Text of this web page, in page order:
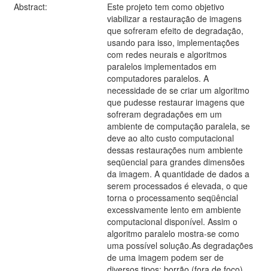
Abstract:
Este projeto tem como objetivo
viabilizar a restauração de imagens
que sofreram efeito de degradação,
usando para isso, implementações
com redes neurais e algoritmos
paralelos implementados em
computadores paralelos. A
necessidade de se criar um algoritmo
que pudesse restaurar imagens que
sofreram degradações em um
ambiente de computação paralela, se
deve ao alto custo computacional
dessas restaurações num ambiente
seqüencial para grandes dimensões
da imagem. A quantidade de dados a
serem processados é elevada, o que
torna o processamento seqüêncial
excessivamente lento em ambiente
computacional disponível. Assim o
algoritmo paralelo mostra-se como
uma possível solução.As degradações
de uma imagem podem ser de